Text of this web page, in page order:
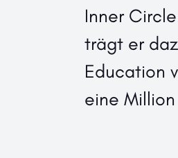
Inner
trägt er
Education
eine